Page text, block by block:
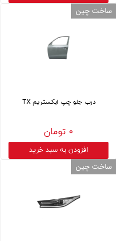
درب جلو چپ ایکستریم TX
۰ تومان
افزودن به سبد خرید
ساخت چین
ساخت چین